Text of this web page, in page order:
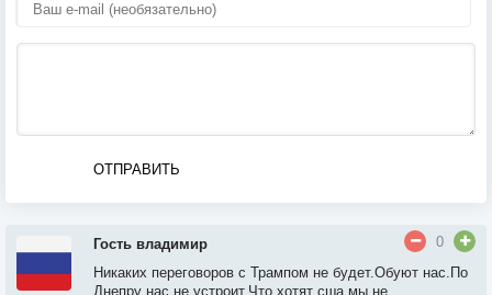
ОТПРАВИТЬ
Гость владимир
0
Никаких переговоров с Трампом не будет.Обуют нас.По
Днепру нас не устроит.Что хотят сша мы не